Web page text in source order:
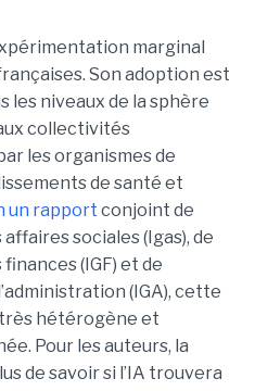
marginal
Son adoption est
les niveaux de la sphère
collectivités
les organismes de
de santé et
un rapport conjoint de
sociales (Igas), de
(IGF) et de
(IGA), cette
hétérogène et
Pour les auteurs, la
de savoir si l’IA trouvera